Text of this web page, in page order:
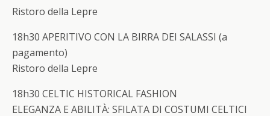
Ristoro della Lepre
18h30 APERITIVO CON LA BIRRA DEI SALASSI (a
pagamento)
Ristoro della Lepre
18h30 CELTIC HISTORICAL FASHION
ELEGANZA E ABILITÀ: SFILATA DI COSTUMI CELTICI